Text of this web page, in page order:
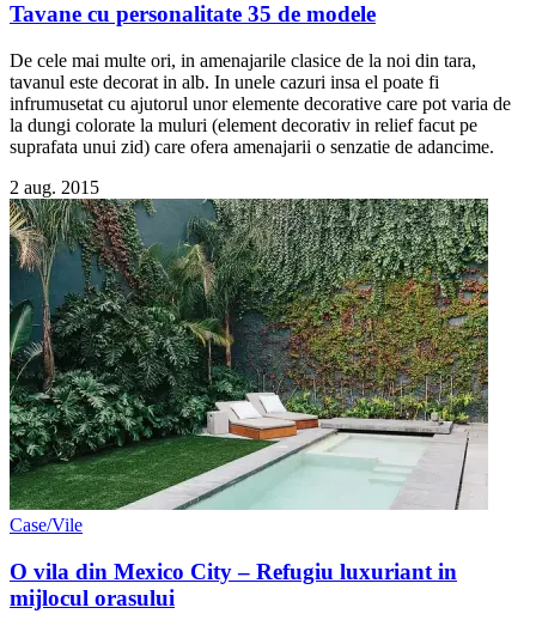
Tavane cu personalitate 35 de modele
De cele mai multe ori, in amenajarile clasice de la noi din tara,
tavanul este decorat in alb. In unele cazuri insa el poate fi
infrumusetat cu ajutorul unor elemente decorative care pot varia de
la dungi colorate la muluri (element decorativ in relief facut pe
suprafata unui zid) care ofera amenajarii o senzatie de adancime.
2 aug. 2015
Case/Vile
O vila din Mexico City – Refugiu luxuriant in
mijlocul orasului